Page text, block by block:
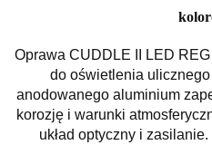
Oprawa CUDDLE II LED
do oświetlenia
anodowanego aluminium
korozję i warunki
układ optyczny i